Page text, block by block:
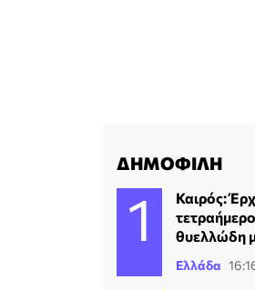
ΔΗΜΟΦΙΛΗ
Καιρός:
θυελλώδη
Ελλάδα